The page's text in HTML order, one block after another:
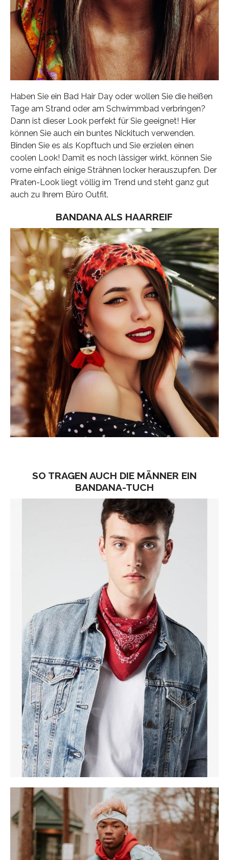
Haben Sie ein Bad Hair Day oder wollen Sie die heißen
Tage am Strand oder am Schwimmbad verbringen?
Dann ist dieser Look perfekt für Sie geeignet! Hier
können Sie auch ein buntes Nickituch verwenden.
Binden Sie es als Kopftuch und Sie erzielen einen
coolen Look! Damit es noch lässiger wirkt, können Sie
vorne einfach einige Strähnen locker herauszupfen. Der
Piraten-Look liegt völlig im Trend und steht ganz gut
auch zu Ihrem Büro Outfit.
BANDANA ALS HAARREIF
SO TRAGEN AUCH DIE MÄNNER EIN
BANDANA-TUCH